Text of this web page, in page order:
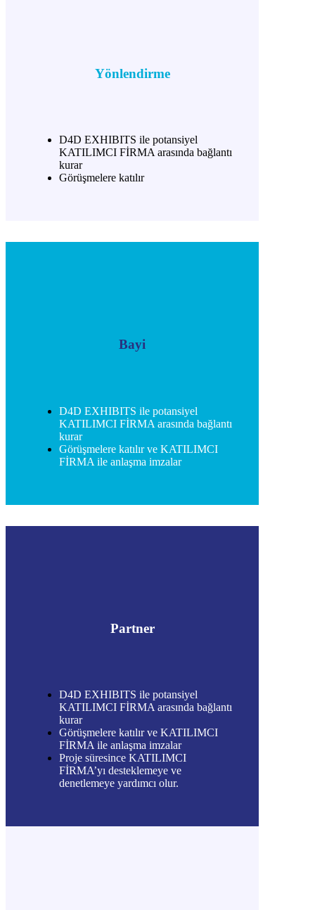
Yönlendirme
D4D EXHIBITS ile potansiyel
KATILIMCI FİRMA arasında bağlantı
kurar
Görüşmelere katılır
Bayi
D4D EXHIBITS ile potansiyel
KATILIMCI FİRMA arasında bağlantı
kurar
Görüşmelere katılır ve KATILIMCI
FİRMA ile anlaşma imzalar
Partner
D4D EXHIBITS ile potansiyel
KATILIMCI FİRMA arasında bağlantı
kurar
Görüşmelere katılır ve KATILIMCI
FİRMA ile anlaşma imzalar
Proje süresince KATILIMCI
FİRMA’yı desteklemeye ve
denetlemeye yardımcı olur.